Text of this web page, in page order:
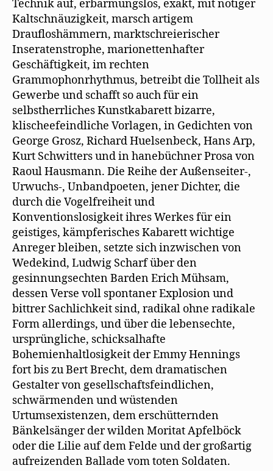
Technik auf, erbarmungslos, exakt, mit nötiger
Kaltschnäuzigkeit, marsch artigem
Draufloshämmern, marktschreierischer
Inseratenstrophe, marionettenhafter
Geschäftigkeit, im rechten
Grammophonrhythmus, betreibt die Tollheit als
Gewerbe und schafft so auch für ein
selbstherrliches Kunstkabarett bizarre,
klischeefeindliche Vorlagen, in Gedichten von
George Grosz, Richard Huelsenbeck, Hans Arp,
Kurt Schwitters und in hanebüchner Prosa von
Raoul Hausmann. Die Reihe der Außenseiter-,
Urwuchs-, Unbandpoeten, jener Dichter, die
durch die Vogelfreiheit und
Konventionslosigkeit ihres Werkes für ein
geistiges, kämpferisches Kabarett wichtige
Anreger bleiben, setzte sich inzwischen von
Wedekind, Ludwig Scharf über den
gesinnungsechten Barden Erich Mühsam,
dessen Verse voll spontaner Explosion und
bittrer Sachlichkeit sind, radikal ohne radikale
Form allerdings, und über die lebensechte,
ursprüngliche, schicksalhafte
Bohemienhaltlosigkeit der Emmy Hennings
fort bis zu Bert Brecht, dem dramatischen
Gestalter von gesellschaftsfeindlichen,
schwärmenden und wüstenden
Urtumsexistenzen, dem erschütternden
Bänkelsänger der wilden Moritat Apfelböck
oder die Lilie auf dem Felde und der großartig
aufreizenden Ballade vom toten Soldaten.